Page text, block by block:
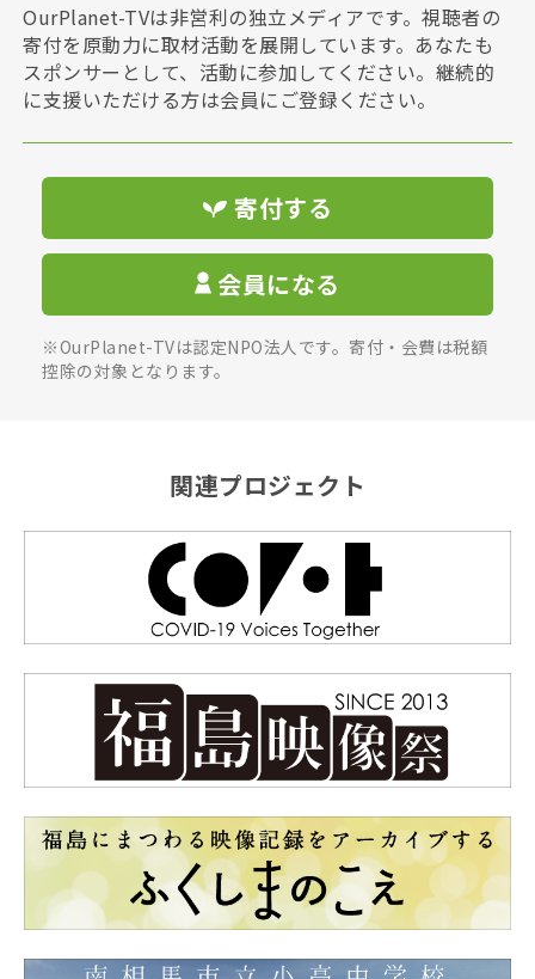
OurPlanet-TVは非営利の独立メディアです。視聴者の
寄付を原動力に取材活動を展開しています。あなたも
スポンサーとして、活動に参加してください。継続的
に支援いただける方は会員にご登録ください。
寄付する
会員になる
※OurPlanet-TVは認定NPO法人です。寄付・会費は税額
控除の対象となります。
関連プロジェクト